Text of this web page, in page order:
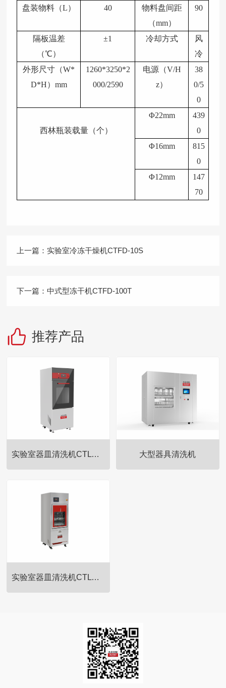
盘装物料（L） 40
物料盘间距
（mm）
90
隔板温差
（℃）
±1 冷却方式
风
冷
外形尺寸（W*
D*H）mm
1260*3250*2
000/2590
电源（V/H
z）
38
0/5
0
西林瓶装载量（个）
Φ22mm
439
0
Φ16mm
815
0
Φ12mm
147
70
上一篇： 实验室冷冻干燥机CTFD-10S
下一篇：中式型冻干机CTFD-100T
推荐产品
实验室器皿清洗机CTLW-280
一种小型原位冷冻干燥设备，适
合于药厂的中试车间以及食品、
中药材等冷冻干燥处理，同时广
泛应用于制药厂、食品厂、生命
科学及其他需要冻干工艺的场
料转移过程带来的污染，实现了
大型器具清洗机
实验室器皿清洗机CTLW-320
合于药厂的中试车间以及食品、
中药材等冷冻干燥处理，同时广
泛应用于制药厂、食品厂、生命
科学及其他需要冻干工艺的场
所。原位冷冻干燥技术是一种目